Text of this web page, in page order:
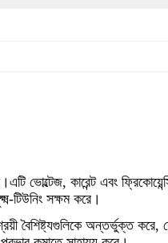
ভোল্টেজ, কারেন্ট এবং
টিউনিং সক্ষম করে।
বৈশিষ্ট্যগুলিকে অন্তর্ভুক্ত করে,